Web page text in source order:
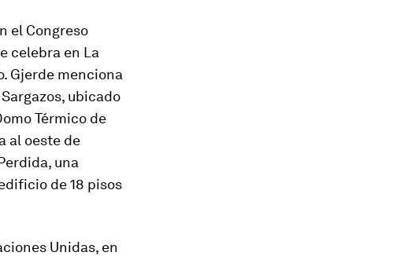
el Congreso
celebra en La
Gjerde menciona
ubicado
Térmico de
al oeste de
una
de 18 pisos
Unidas, en